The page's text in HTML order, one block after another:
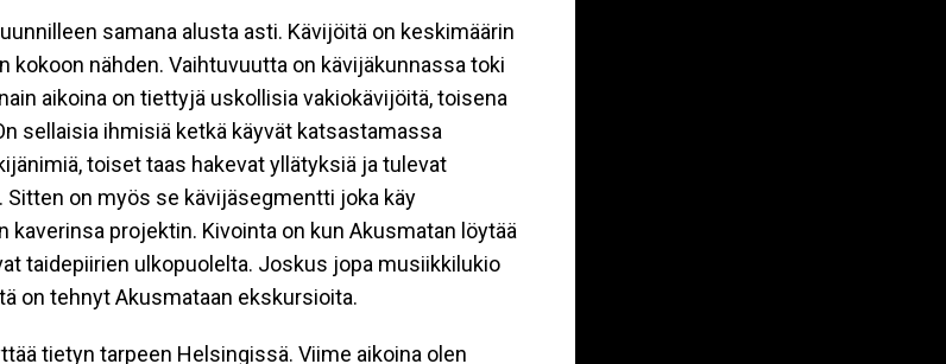
samana alusta asti. Kävijöitä on keskimäärin
kokoon nähden. Vaihtuvuutta on kävijäkunnassa toki
aikoina on tiettyjä uskollisia vakiokävijöitä, toisena
sellaisia ihmisiä ketkä käyvät katsastamassa
toiset taas hakevat yllätyksiä ja tulevat
on myös se kävijäsegmentti joka käy
kaverinsa projektin. Kivointa on kun Akusmatan löytää
taidepiirien ulkopuolelta. Joskus jopa musiikkilukio
on tehnyt Akusmataan ekskursioita.
tietyn tarpeen Helsingissä. Viime aikoina olen